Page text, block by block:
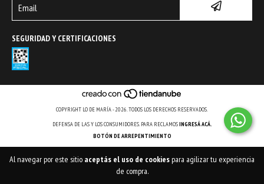
Al navegar por este sitio aceptás el uso de cookiespara agilizar tu experiencia
de compra.
SEGURIDAD Y CERTIFICACIONES
COPYRIGHT LO DE MARÍA - 2026. TODOS LOS DERECHOS RESERVADOS.
DEFENSA DE LAS Y LOS CONSUMIDORES. PARA RECLAMOSINGRESÁ ACÁ.
BOTÓN DE ARREPENTIMIENTO